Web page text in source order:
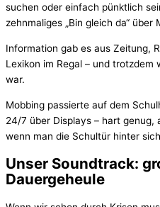
suchen oder einfach pünktlich
zehnmaliges „Bin gleich da“ über
Information gab es aus Zeitung,
Lexikon im Regal – und trotzdem
war.
Mobbing passierte auf dem
24/7 über Displays – hart genug,
wenn man die Schultür hinter
Unser Soundtrack:
Dauergeheule